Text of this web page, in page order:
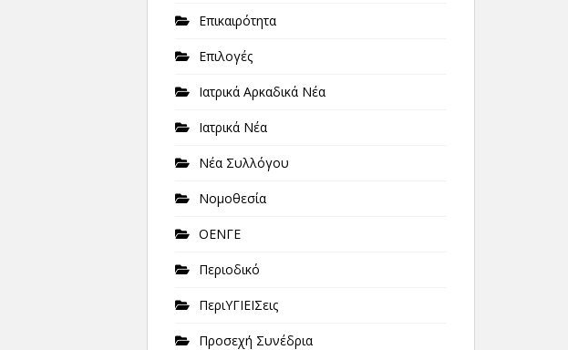
Επικαιρότητα
Επιλογές
Ιατρικά Αρκαδικά Νέα
Ιατρικά Νέα
Νέα Συλλόγου
Νομοθεσία
ΟΕΝΓΕ
Περιοδικό
ΠεριΥΓΙΕΙΣεις
Προσεχή Συνέδρια